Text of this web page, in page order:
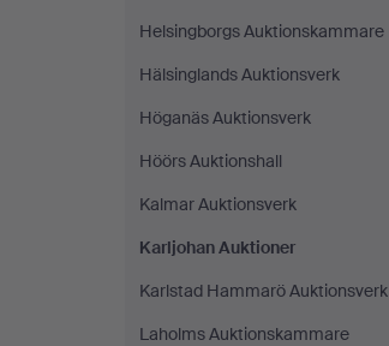
Helsingborgs Auktionskammare
Hälsinglands Auktionsverk
Höganäs Auktionsverk
Höörs Auktionshall
Kalmar Auktionsverk
Karljohan Auktioner
Karlstad Hammarö Auktionsverk
Laholms Auktionskammare